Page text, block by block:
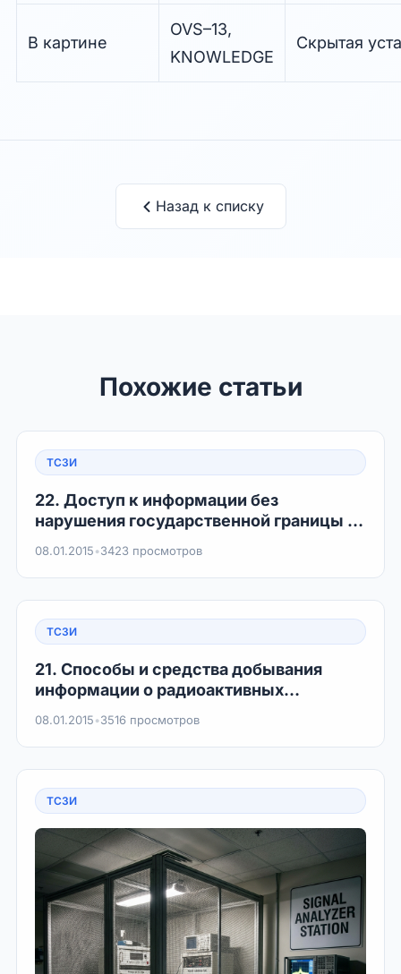
В картине
OVS–13,
KNOWLEDGE
Скрытая
Назад к списку
Похожие статьи
ТСЗИ
22. Доступ к информации без
нарушения государственной границы и
08.01.2015•3423 просмотров
ТСЗИ
21. Способы и средства добывания
информации о радиоактивных
08.01.2015•3516 просмотров
ТСЗИ